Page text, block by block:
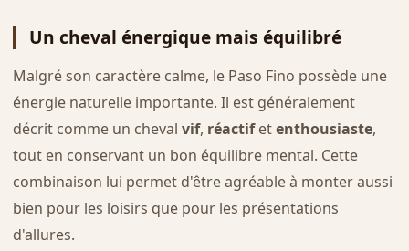
Un cheval énergique mais équilibré
Malgré son caractère calme, le Paso Fino possède une
énergie naturelle importante. Il est généralement
décrit comme un cheval vif, réactifetenthousiaste,
tout en conservant un bon équilibre mental. Cette
combinaison lui permet d'être agréable à monter aussi
bien pour les loisirs que pour les présentations
d'allures.